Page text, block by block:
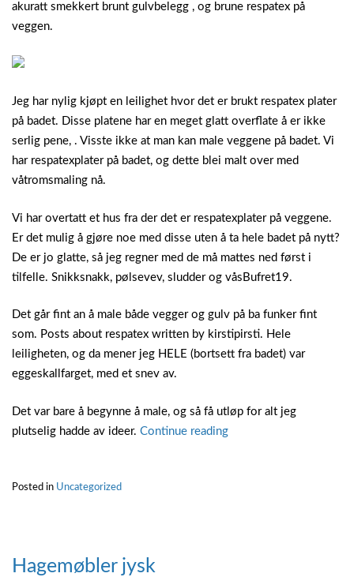
akuratt smekkert brunt gulvbelegg , og brune respatex på
veggen.
Jeg har nylig kjøpt en leilighet hvor det er brukt respatex plater
på badet. Disse platene har en meget glatt overflate å er ikke
serlig pene, . Visste ikke at man kan male veggene på badet. Vi
har respatexplater på badet, og dette blei malt over med
våtromsmaling nå.
Vi har overtatt et hus fra der det er respatexplater på veggene.
Er det mulig å gjøre noe med disse uten å ta hele badet på nytt?
De er jo glatte, så jeg regner med de må mattes ned først i
tilfelle. Snikksnakk, pølsevev, sludder og våsBufret19.
Det går fint an å male både vegger og gulv på ba funker fint
som. Posts about respatex written by kirstipirsti. Hele
leiligheten, og da mener jeg HELE (bortsett fra badet) var
eggeskallfarget, med et snev av.
Det var bare å begynne å male, og så få utløp for alt jeg
plutselig hadde av ideer. Continue reading“Male
Posted in Uncategorized
Hagemøbler jysk